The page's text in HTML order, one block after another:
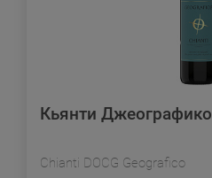
Кьянти Джеографико
Chianti DOCG Geografico